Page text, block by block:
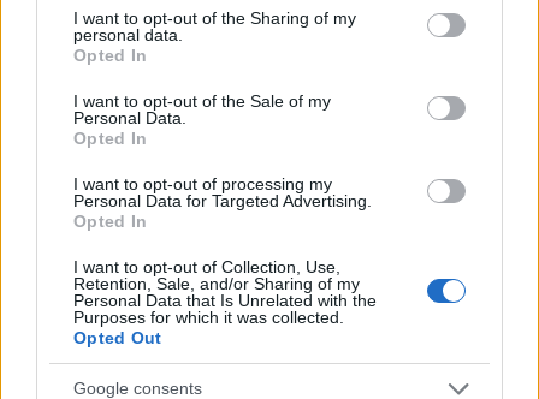
not limited to your visit or usage behaviour. You may click to
grant or deny consent to Google and its third-party tags to
use your data for below specified purposes in below Google
consent section.
I want to opt-out of the Sharing of my
personal data.
Opted In
I want to opt-out of the Sale of my
Personal Data.
Opted In
I want to opt-out of processing my
Personal Data for Targeted Advertising.
Opted In
I want to opt-out of Collection, Use,
Retention, Sale, and/or Sharing of my
Personal Data that Is Unrelated with the
Purposes for which it was collected.
Opted Out
Google consents
Σχόλια
Σχολίασε εδώ
50 /50